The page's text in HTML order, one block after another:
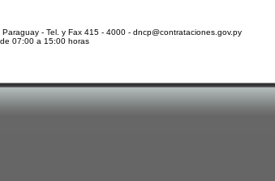
- Tel. y Fax 415 - 4000 - dncp@contrataciones.gov.py
07:00 a 15:00 horas